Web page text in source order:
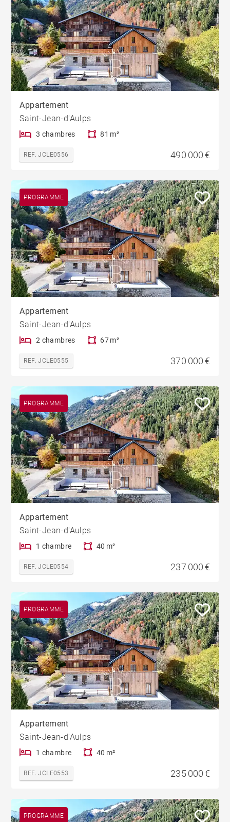
Appartement
Saint-Jean-d'Aulps
3 chambres 81 m²
REF. JCLE0556 490 000 €
PROGRAMME
Appartement
Saint-Jean-d'Aulps
2 chambres 67 m²
REF. JCLE0555 370 000 €
PROGRAMME
Appartement
Saint-Jean-d'Aulps
1 chambre 40 m²
REF. JCLE0554 237 000 €
PROGRAMME
Appartement
Saint-Jean-d'Aulps
1 chambre 40 m²
REF. JCLE0553 235 000 €
PROGRAMME